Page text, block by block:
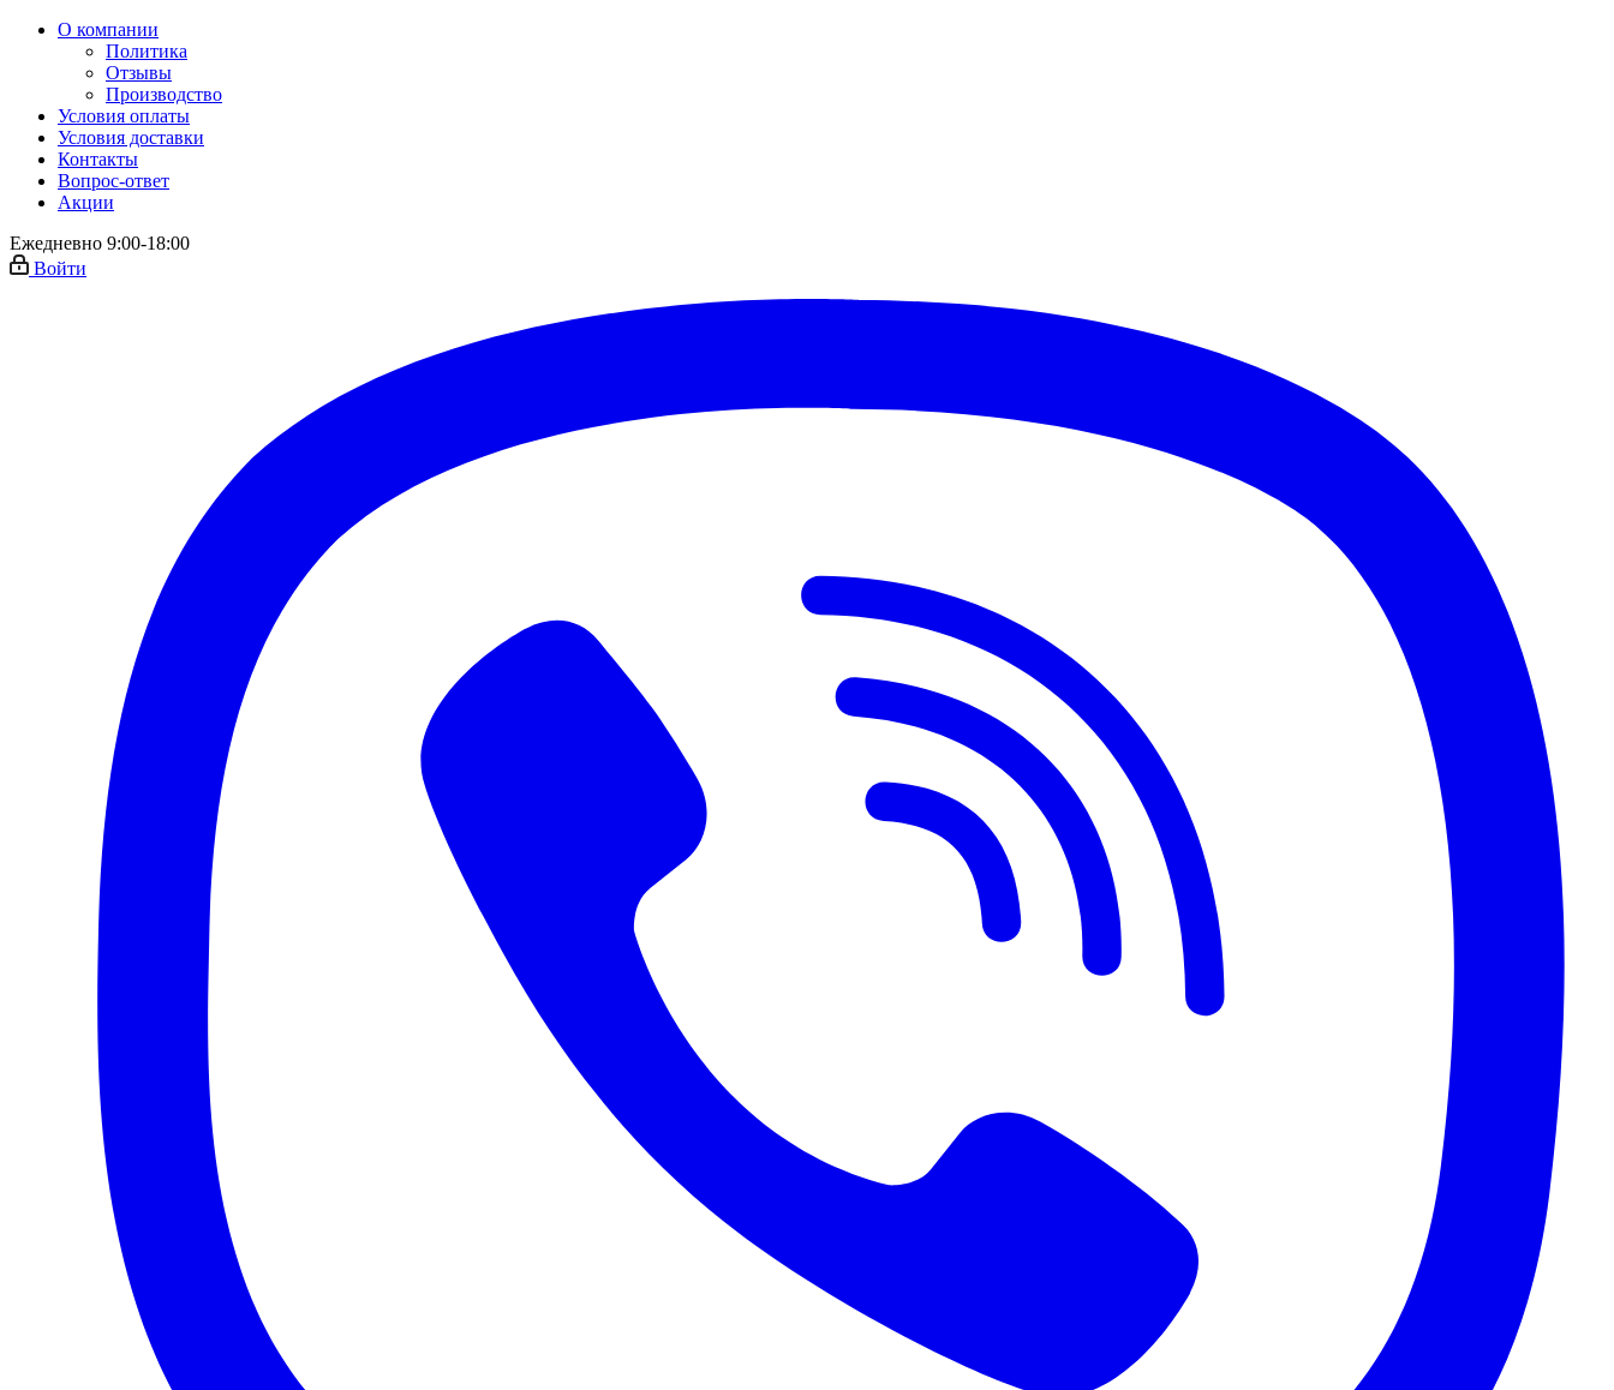
О компании
Политика
Отзывы
Производство
Условия оплаты
Условия доставки
Контакты
Вопрос-ответ
Акции
Ежедневно 9:00-18:00
Войти